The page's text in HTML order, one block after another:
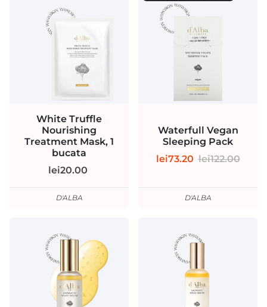
White Truffle
Nourishing
Treatment Mask, 1
bucata
lei20.00
D'ALBA
Waterfull Vegan
Sleeping Pack
lei73.20 lei122.00
D'ALBA